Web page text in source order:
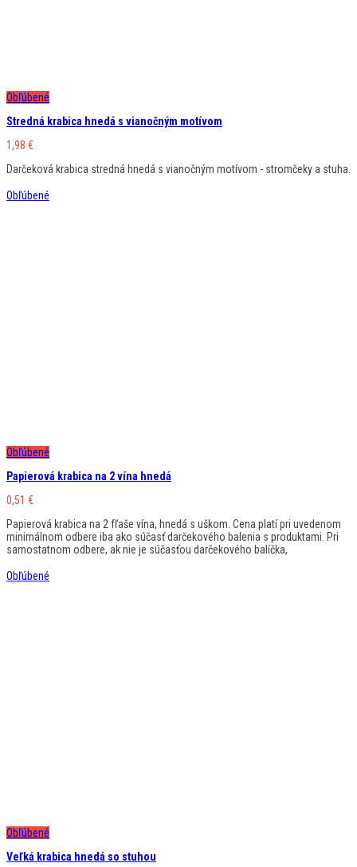
Obľúbené
Stredná krabica hnedá s vianočným motívom
1,98 €
Darčeková krabica stredná hnedá s vianočným motívom - stromčeky a stuha.
Obľúbené
Obľúbené
Papierová krabica na 2 vína hnedá
0,51 €
Papierová krabica na 2 fľaše vína, hnedá s uškom. Cena platí pri uvedenom
minimálnom odbere iba ako súčasť darčekového balenia s produktami. Pri
samostatnom odbere, ak nie je súčasťou darčekového balíčka,
Obľúbené
Obľúbené
Veľká krabica hnedá so stuhou